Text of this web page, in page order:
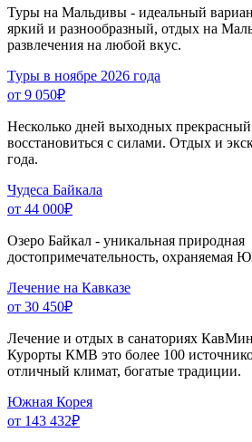
Туры на Мальдивы - идеальный
яркий и разнообразный, отдых на
развлечения на любой вкус.
Туры в ноябре 2026 года
от 9 050₽
Несколько дней выходных
восстановиться с силами. Отдых и
года.
Чудеса Байкала
от 44 000₽
Озеро Байкал - уникальная природная
достопримечательность,
Лечение на Кавказе
от 30 450₽
Лечение и отдых в санаториях
Курорты КМВ это более 100
отличный климат, богатые традиции.
Южная Корея
от 143 432₽